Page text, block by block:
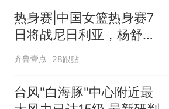
热身赛|中国女篮热身赛7
日将战尼日利亚，杨舒予
有望出战
齐鲁壹点 28跟贴
台风"白海豚"中心附近最